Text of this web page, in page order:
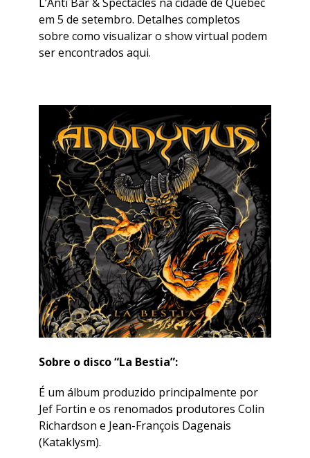
em 5 de setembro. Detalhes completos
sobre como visualizar o show virtual podem
ser encontrados aqui.
Sobre o disco “La Bestia”:
É um álbum produzido principalmente por
Jef Fortin e os renomados produtores Colin
Richardson e Jean-François Dagenais
(Kataklysm).